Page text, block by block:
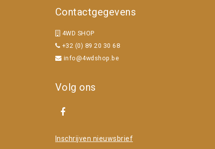
Contactgegevens
4WD SHOP
+32 (0) 89 20 30 68
info@4wdshop.be
Volg ons
Inschrijven nieuwsbrief